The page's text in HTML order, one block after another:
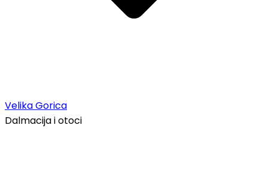
Velika Gorica
Dalmacija i otoci